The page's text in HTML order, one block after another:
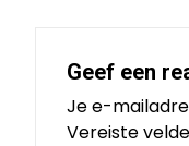
Geef een
Je e-
Vereiste